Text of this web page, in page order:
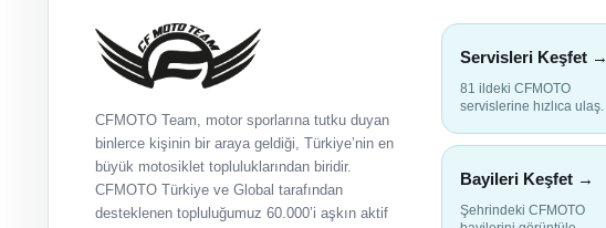
CFMOTO Team, motor sporlarına tutku duyan
binlerce kişinin bir araya geldiği, Türkiye’nin en
büyük motosiklet topluluklarından biridir.
CFMOTO Türkiye ve Global tarafından
desteklenen topluluğumuz 60.000’i aşkın aktif
Servisleri Keşfet →
81 ildeki CFMOTO
servislerine hızlıca ulaş.
Bayileri Keşfet →
Şehrindeki CFMOTO